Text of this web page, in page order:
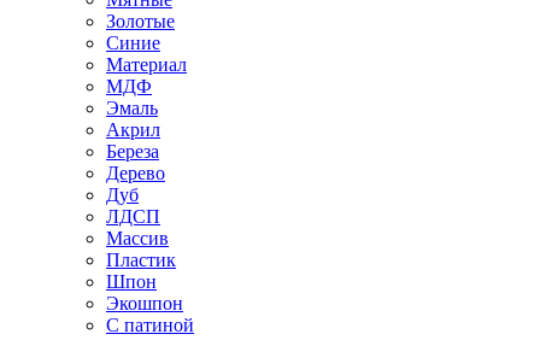
Золотые
Синие
Материал
МДФ
Эмаль
Акрил
Береза
Дерево
Дуб
ЛДСП
Массив
Пластик
Шпон
Экошпон
С патиной